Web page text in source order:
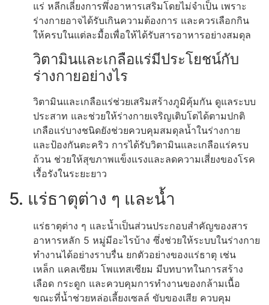
แร่ หลีกเลี่ยงการพึ่งอาหารเสริมโดยไม่จำเป็น เพราะ
ร่างกายอาจได้รับเกินความต้องการ และควรเลือกกิน
ให้ครบในแต่ละมื้อเพื่อให้ได้รับสารอาหารอย่างสมดุล
วิตามินและเกลือแร่มีประโยชน์กับ
ร่างกายอย่างไร
วิตามินและเกลือแร่ช่วยเสริมสร้างภูมิคุ้มกัน ดูแลระบบ
ประสาท และช่วยให้ร่างกายเจริญเติบโตได้ตามปกติ
เกลือแร่บางชนิดยังช่วยควบคุมสมดุลน้ำในร่างกาย
และป้องกันตะคริว การได้รับวิตามินและเกลือแร่ครบ
ถ้วน ช่วยให้สุขภาพแข็งแรงและลดความเสี่ยงของโรค
เรื้อรังในระยะยาว
5. แร่ธาตุต่าง ๆ และน้ำ
แร่ธาตุต่าง ๆ และน้ำเป็นส่วนประกอบสำคัญของสาร
อาหารหลัก 5 หมู่มีอะไรบ้าง ซึ่งช่วยให้ระบบในร่างกาย
ทำงานได้อย่างราบรื่น ยกตัวอย่างของแร่ธาตุ เช่น
เหล็ก แคลเซียม โพแทสเซียม มีบทบาทในการสร้าง
เลือด กระดูก และควบคุมการทำงานของกล้ามเนื้อ
ขณะที่น้ำช่วยหล่อเลี้ยงเซลล์ ขับของเสีย ควบคุม